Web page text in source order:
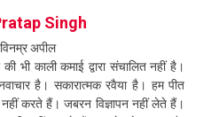
Singh
अपील
भी काली कमाई द्वारा संचालित नहीं है।
है। सकारात्मक रवैया है। हम पीत
करते हैं। जबरन विज्ञापन नहीं लेते हैं।